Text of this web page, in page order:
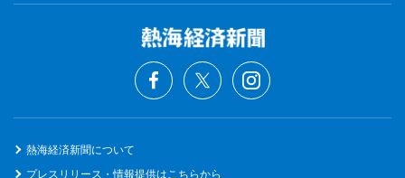
熱海経済新聞について
プレスリリース・情報提供はこちらから